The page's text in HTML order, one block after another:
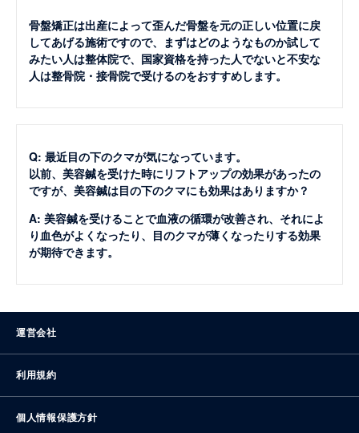
骨盤矯正は出産によって歪んだ骨盤を元の正しい位置に戻
してあげる施術ですので、まずはどのようなものか試して
みたい人は整体院で、国家資格を持った人でないと不安な
人は整骨院・接骨院で受けるのをおすすめします。
Q: 最近目の下のクマが気になっています。
以前、美容鍼を受けた時にリフトアップの効果があったの
ですが、美容鍼は目の下のクマにも効果はありますか？
A: 美容鍼を受けることで血液の循環が改善され、それによ
り血色がよくなったり、目のクマが薄くなったりする効果
が期待できます。
運営会社
利用規約
個人情報保護方針